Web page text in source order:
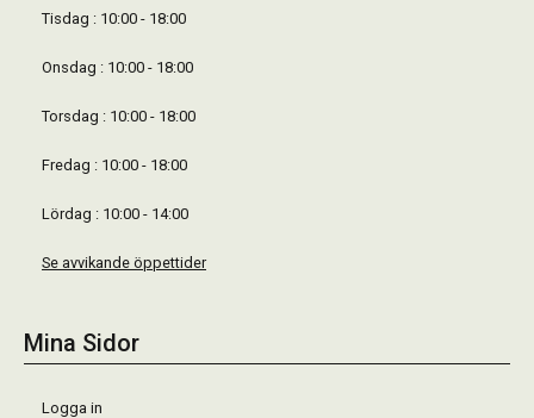
Tisdag : 10:00 - 18:00
Onsdag : 10:00 - 18:00
Torsdag : 10:00 - 18:00
Fredag : 10:00 - 18:00
Lördag : 10:00 - 14:00
Se avvikande öppettider
Mina Sidor
Logga in